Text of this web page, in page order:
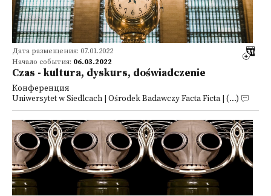
Дата размещения: 07.01.2022
Начало события: 06.03.2022
Czas - kultura, dyskurs, doświadczenie
Конференция
Uniwersytet w Siedlcach | Ośrodek Badawczy Facta Ficta | (...)